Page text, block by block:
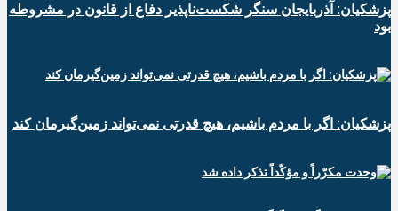
پزشکیان: آذربایجان سنگر شکست‌ناپذیر دفاع از قانون در مشروطه
بود
پزشکیان: اگر با مردم باشیم، هیچ قدرتی نمی‌تواند زمین‌گیرمان کند